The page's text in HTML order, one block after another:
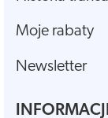
Moje rabaty
Newsletter